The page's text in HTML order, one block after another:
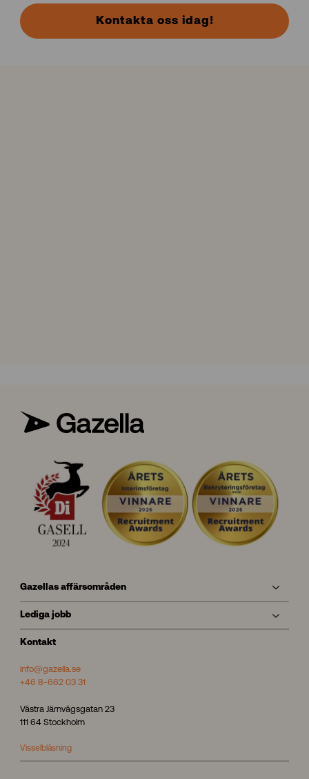
Kontakta oss idag!
Gazellas affärsområden
Lediga jobb
Kontakt
info@gazella.se
+46 8-662 03 31
Västra Järnvägsgatan 23
111 64 Stockholm
Visselblåsning